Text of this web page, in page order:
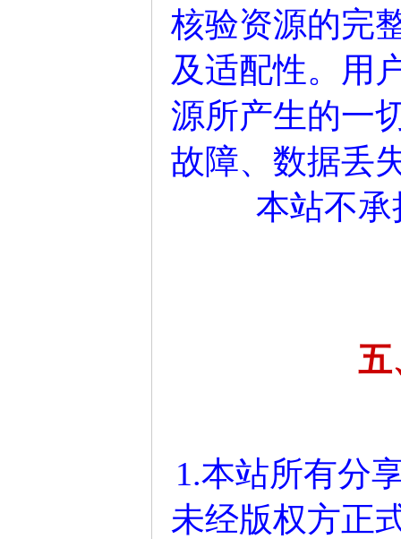
核验资源的完
及适配性。用
源所产生的一
故障、数据丢
本站不
五
1.本站所有分
未经版权方正